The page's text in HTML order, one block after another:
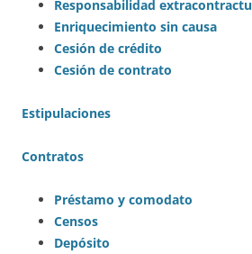
Responsabilidad
Enriquecimiento sin causa
Cesión de crédito
Cesión de contrato
Estipulaciones
Contratos
Préstamo y comodato
Censos
Depósito